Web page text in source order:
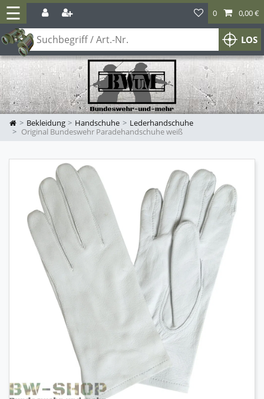
☰
LOS
0 0,00 €
Bekleidung Handschuhe
Lederhandschuhe
Original Bundeswehr Paradehandschuhe weiß